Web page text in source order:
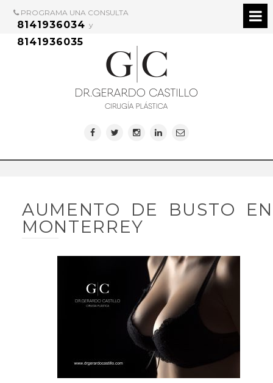
PROGRAMA UNA CONSULTA
8141936034 y
8141936035
AUMENTO DE BUSTO EN
MONTERREY